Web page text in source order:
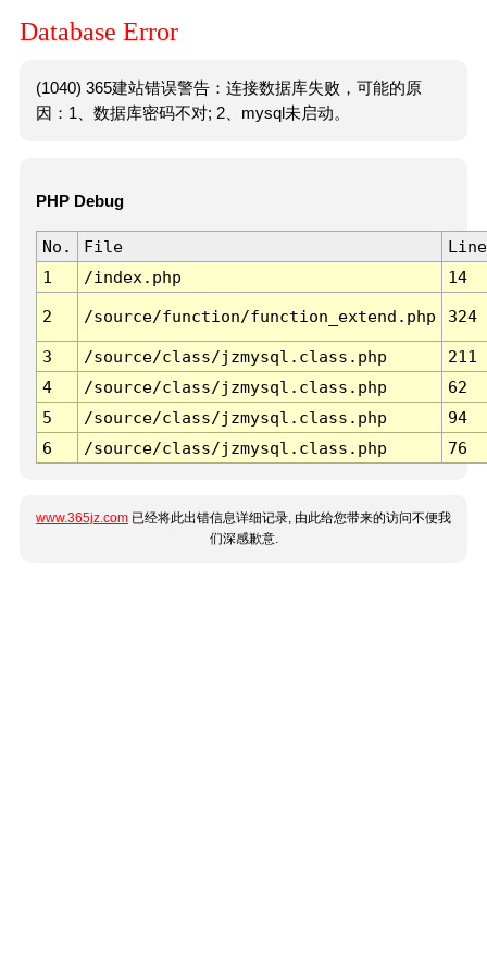
Database Error
(1040) 365建站错误警告：连接数据库失败，可能的原
因：1、数据库密码不对; 2、mysql未启动。
PHP Debug
No. File
Line
1
/index.php 14
2 /source/function/function_extend.php 324
3 /source/class/jzmysql.class.php
211
4
/source/class/jzmysql.class.php
62
5
/source/class/jzmysql.class.php
94
6
/source/class/jzmysql.class.php 76
www.365jz.com 已经将此出错信息详细记录, 由此给您带来的访问不便我
们深感歉意.